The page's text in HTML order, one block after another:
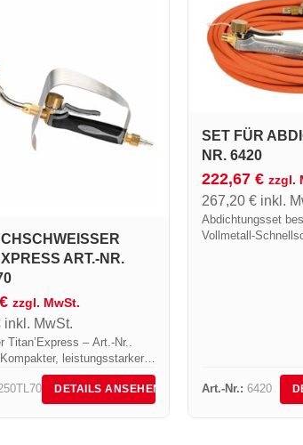
T
ART.-NR. 6
€ zzgl. MwSt.
inkl. MwSt.
Titan’Express – Art.-Nr..
leistungsstarker
für Abdichtungs- und
Der Mini Roofer
wurde speziell für die
DETAILS ANSEHEN
SET FÜR
NR. 6420
222,67 € zzgl.
267,20 € inkl.
Abdichtungsset
Vollmetall-
Art.-Nr.: 6420